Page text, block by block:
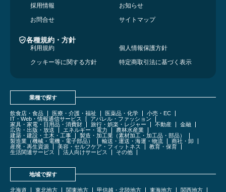
採用情報
お知らせ
お問合せ
サイトマップ
各種規約・方針
利用規約
個人情報保護方針
クッキー等に関する方針
特定商取引法に基づく表示
業種で探す
飲食店・食品 医療・介護・福祉 医薬品・化学
小売・EC
IT・Web・情報通信サービス
アパレル・ファッション
家具・家電・日用品・消費財
旅行・娯楽・レジャー 不動産
金融
広告・出版・放送
エネルギー・電力
農林水産業
建築・建設・土木・工事
製造・加工業（素材加工・加工品・部品）
製造業（機械・電機・電子部品）
輸送・運送・海運・物流
商社・卸
産廃・再生資源
美容・セルフケア・フィットネス
教育・保育
生活関連サービス
法人向けサービス その他
地域で探す
北海道 東北地方 関東地方 甲信越・北陸地方 東海地方 関西地方